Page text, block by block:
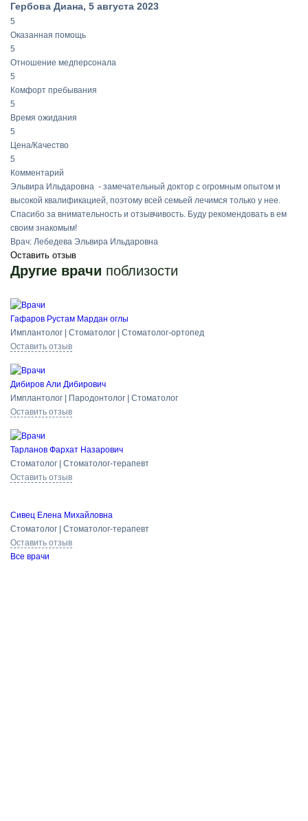
Гербова Диана, 5 августа 2023
5
Оказанная помощь
5
Отношение медперсонала
5
Комфорт пребывания
5
Время ожидания
5
Цена/Качество
5
Комментарий
Эльвира Ильдаровна - замечательный доктор с огромным опытом и
высокой квалификацией, поэтому всей семьей лечимся только у нее.
Спасибо за внимательность и отзывчивость. Буду рекомендовать в ем
своим знакомым!
Врач: Лебедева Эльвира Ильдаровна
Оставить отзыв
Другие врачи поблизости
Гафаров Рустам Мардан оглы
Имплантолог | Стоматолог | Стоматолог-ортопед
Оставить отзыв
Дибиров Али Дибирович
Имплантолог | Пародонтолог | Стоматолог
Оставить отзыв
Тарланов Фархат Назарович
Стоматолог | Стоматолог-терапевт
Оставить отзыв
Сивец Елена Михайловна
Стоматолог | Стоматолог-терапевт
Оставить отзыв
Все врачи